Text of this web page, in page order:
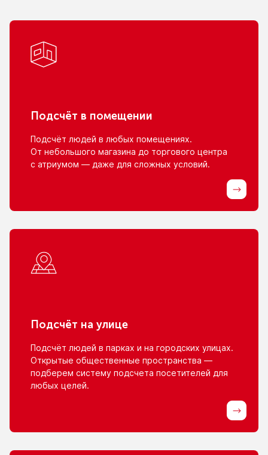
Подсчёт в помещении
Подсчёт людей в любых помещениях.
От небольшого магазина до торгового центра
с атриумом — даже для сложных условий.
Подсчёт на улице
Подсчёт людей в парках и на городских улицах.
Открытые общественные пространства —
подберем систему подсчета посетителей для
любых целей.